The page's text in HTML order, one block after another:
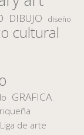
DIBUJO diseño
cultural
GRAFICA
Liga de arte